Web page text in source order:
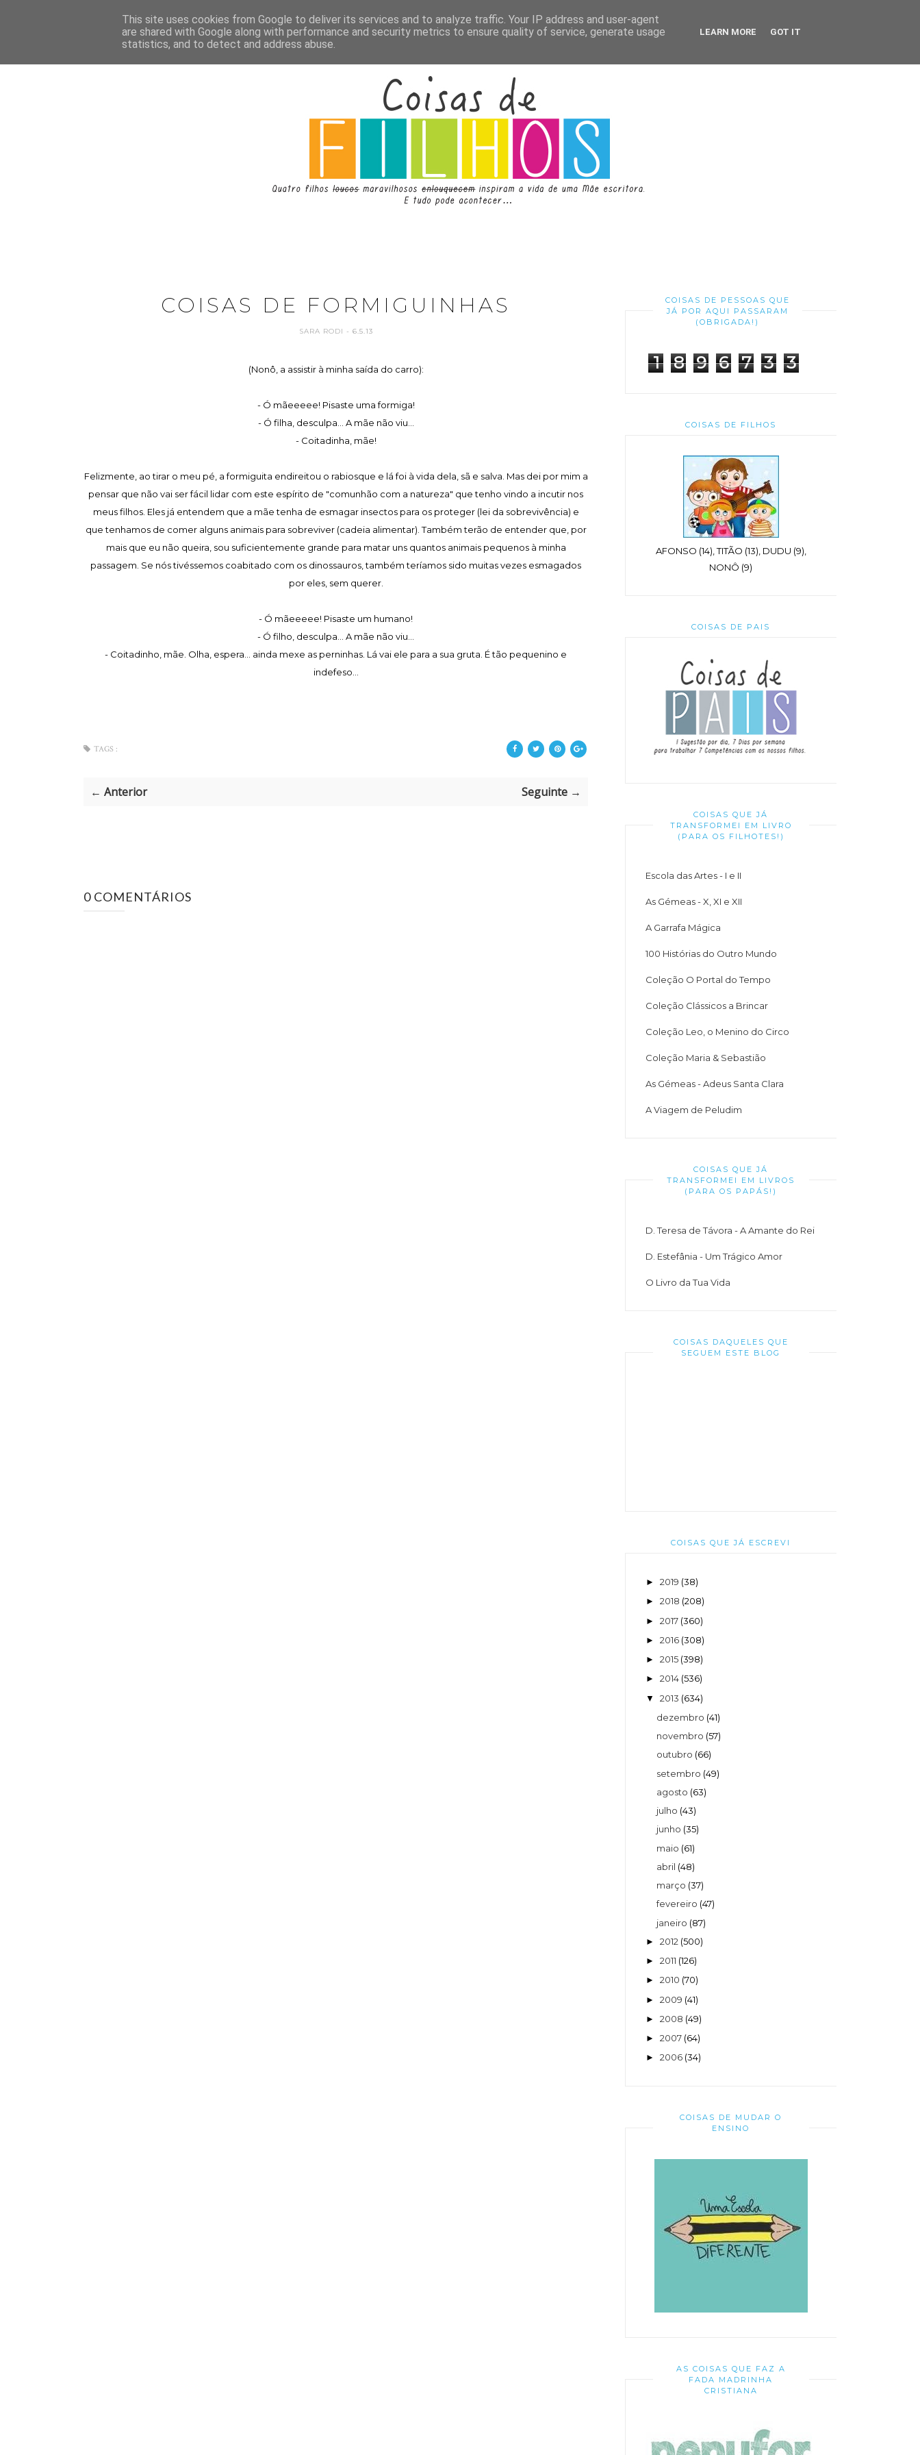
COISAS DE FORMIGUINHAS
SARA RODI - 6.5.13
(Nonô, a assistir à minha saída do carro):
- Ó mãeeeee! Pisaste uma formiga!
- Ó filha, desculpa... A mãe não viu...
- Coitadinha, mãe!
Felizmente, ao tirar o meu pé, a formiguita endireitou o rabiosque e lá foi à vida dela, sã e salva. Mas dei por mim a
pensar que não vai ser fácil lidar com este espírito de "comunhão com a natureza" que tenho vindo a incutir nos
meus filhos. Eles já entendem que a mãe tenha de esmagar insectos para os proteger (lei da sobrevivência) e
que tenhamos de comer alguns animais para sobreviver (cadeia alimentar). Também terão de entender que, por
mais que eu não queira, sou suficientemente grande para matar uns quantos animais pequenos à minha
passagem. Se nós tivéssemos coabitado com os dinossauros, também teríamos sido muitas vezes esmagados
por eles, sem querer.
- Ó mãeeeee! Pisaste um humano!
- Ó filho, desculpa... A mãe não viu...
- Coitadinho, mãe. Olha, espera... ainda mexe as perninhas. Lá vai ele para a sua gruta. É tão pequenino e
indefeso...
TAGS :
← Anterior Seguinte →
0 COMENTÁRIOS
COISAS DE PESSOAS QUE
JÁ POR AQUI PASSARAM
(OBRIGADA!)
1 8 9 6 7 3 3
COISAS DE FILHOS
AFONSO (14), TITÃO (13), DUDU (9),
NONÔ (9)
COISAS DE PAIS
COISAS QUE JÁ
TRANSFORMEI EM LIVRO
(PARA OS FILHOTES!)
Escola das Artes - I e II
As Gémeas - X, XI e XII
A Garrafa Mágica
100 Histórias do Outro Mundo
Coleção O Portal do Tempo
Coleção Clássicos a Brincar
Coleção Leo, o Menino do Circo
Coleção Maria & Sebastião
As Gémeas - Adeus Santa Clara
A Viagem de Peludim
COISAS QUE JÁ
TRANSFORMEI EM LIVROS
(PARA OS PAPÁS!)
D. Teresa de Távora - A Amante do Rei
D. Estefânia - Um Trágico Amor
O Livro da Tua Vida
COISAS DAQUELES QUE
SEGUEM ESTE BLOG
COISAS QUE JÁ ESCREVI
► 2019 (38)
► 2018 (208)
► 2017 (360)
► 2016 (308)
► 2015 (398)
► 2014 (536)
▼ 2013 (634)
dezembro (41)
novembro (57)
outubro (66)
setembro (49)
agosto (63)
julho (43)
junho (35)
maio (61)
abril (48)
março (37)
fevereiro (47)
janeiro (87)
► 2012 (500)
► 2011 (126)
► 2010 (70)
► 2009 (41)
► 2008 (49)
► 2007 (64)
► 2006 (34)
COISAS DE MUDAR O
ENSINO
AS COISAS QUE FAZ A
FADA MADRINHA
CRISTIANA
This site uses cookies from Google to deliver its services and to analyze traffic. Your IP address and user-agent
are shared with Google along with performance and security metrics to ensure quality of service, generate usage
statistics, and to detect and address abuse.
LEARN MORE GOT IT